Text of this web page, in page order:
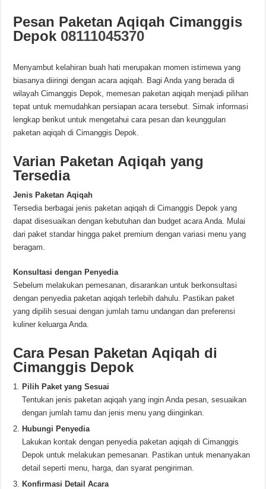
Pesan Paketan Aqiqah Cimanggis
Depok 08111045370
Menyambut kelahiran buah hati merupakan momen istimewa yang
biasanya diiringi dengan acara aqiqah. Bagi Anda yang berada di
wilayah Cimanggis Depok, memesan paketan aqiqah menjadi pilihan
tepat untuk memudahkan persiapan acara tersebut. Simak informasi
lengkap berikut untuk mengetahui cara pesan dan keunggulan
paketan aqiqah di Cimanggis Depok.
Varian Paketan Aqiqah yang
Tersedia
Jenis Paketan Aqiqah
Tersedia berbagai jenis paketan aqiqah di Cimanggis Depok yang
dapat disesuaikan dengan kebutuhan dan budget acara Anda. Mulai
dari paket standar hingga paket premium dengan variasi menu yang
beragam.
Konsultasi dengan Penyedia
Sebelum melakukan pemesanan, disarankan untuk berkonsultasi
dengan penyedia paketan aqiqah terlebih dahulu. Pastikan paket
yang dipilih sesuai dengan jumlah tamu undangan dan preferensi
kuliner keluarga Anda.
Cara Pesan Paketan Aqiqah di
Cimanggis Depok
Pilih Paket yang Sesuai
Tentukan jenis paketan aqiqah yang ingin Anda pesan, sesuaikan
dengan jumlah tamu dan jenis menu yang diinginkan.
Hubungi Penyedia
Lakukan kontak dengan penyedia paketan aqiqah di Cimanggis
Depok untuk melakukan pemesanan. Pastikan untuk menanyakan
detail seperti menu, harga, dan syarat pengiriman.
Konfirmasi Detail Acara